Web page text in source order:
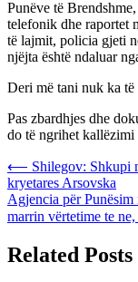
Punëve të
telefonik dhe raportet
të lajmit, policia gjeti
njëjta është ndaluar
Deri më tani nuk ka të
Pas zbardhjes dhe
do të ngrihet kallëzimi
Post
navigation
⟵ Shilegov: Shkupi
kryetares Arsovska
Agjencia për Punësim
marrin vërtetime te
Related Posts